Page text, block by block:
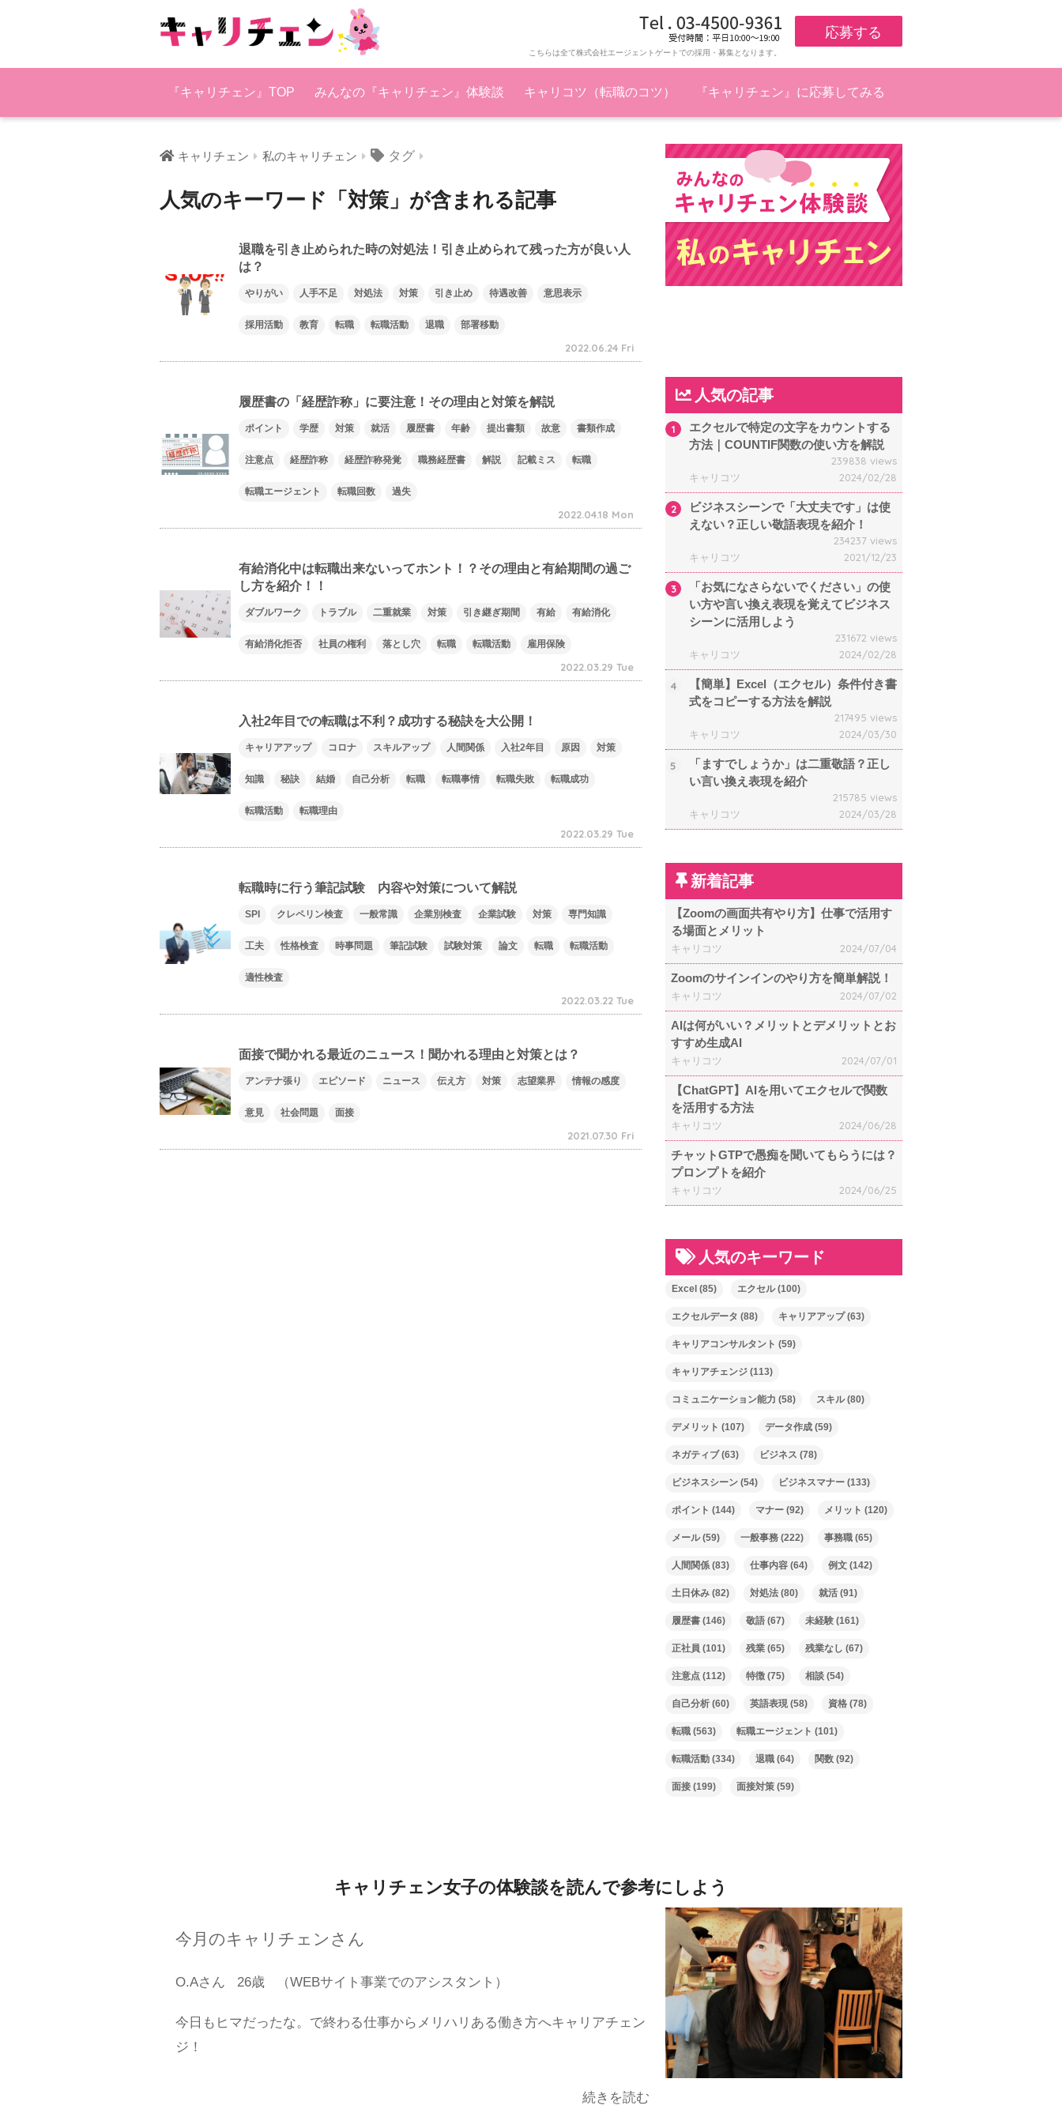
応募する
こちらは全て株式会社エージェントゲートでの採用・募集となります。
『キャリチェン』TOP みんなの『キャリチェン』体験談 キャリコツ（転職のコツ） 『キャリチェン』に応募してみる
キャリチェン 私のキャリチェン タグ
人気のキーワード「対策」が含まれる記事
退職を引き止められた時の対処法！引き止められて残った方が良い人
は？
やりがい 人手不足 対処法 対策 引き止め 待遇改善 意思表示
採用活動 教育 転職 転職活動 退職 部署移動
2022.06.24 Fri
履歴書の「経歴詐称」に要注意！その理由と対策を解説
ポイント 学歴 対策 就活 履歴書 年齢 提出書類 故意 書類作成
注意点 経歴詐称 経歴詐称発覚 職務経歴書 解説 記載ミス 転職
転職エージェント 転職回数 過失
2022.04.18 Mon
有給消化中は転職出来ないってホント！？その理由と有給期間の過ご
し方を紹介！！
ダブルワーク トラブル 二重就業 対策 引き継ぎ期間 有給 有給消化
有給消化拒否 社員の権利 落とし穴 転職 転職活動 雇用保険
2022.03.29 Tue
入社2年目での転職は不利？成功する秘訣を大公開！
キャリアアップ コロナ スキルアップ 人間関係 入社2年目 原因 対策
知識 秘訣 結婚 自己分析 転職 転職事情 転職失敗 転職成功
転職活動 転職理由
2022.03.29 Tue
転職時に行う筆記試験 内容や対策について解説
SPI クレペリン検査 一般常識 企業別検査 企業試験 対策 専門知識
工夫 性格検査 時事問題 筆記試験 試験対策 論文 転職 転職活動
適性検査
2022.03.22 Tue
面接で聞かれる最近のニュース！聞かれる理由と対策とは？
アンテナ張り エピソード ニュース 伝え方 対策 志望業界 情報の感度
意見 社会問題 面接
2021.07.30 Fri
人気の記事
1
エクセルで特定の文字をカウントする
方法｜COUNTIF関数の使い方を解説
239838 views
キャリコツ
2024/02/28
2
ビジネスシーンで「大丈夫です」は使
えない？正しい敬語表現を紹介！
234237 views
キャリコツ
2021/12/23
3
「お気になさらないでください」の使
い方や言い換え表現を覚えてビジネス
シーンに活用しよう
231672 views
キャリコツ
2024/02/28
4
【簡単】Excel（エクセル）条件付き書
式をコピーする方法を解説
217495 views
キャリコツ
2024/03/30
5
「ますでしょうか」は二重敬語？正し
い言い換え表現を紹介
215785 views
キャリコツ
2024/03/28
新着記事
【Zoomの画面共有やり方】仕事で活用す
る場面とメリット
キャリコツ 2024/07/04
Zoomのサインインのやり方を簡単解説！
キャリコツ 2024/07/02
AIは何がいい？メリットとデメリットとお
すすめ生成AI
キャリコツ 2024/07/01
【ChatGPT】AIを用いてエクセルで関数
を活用する方法
キャリコツ 2024/06/28
チャットGTPで愚痴を聞いてもらうには？
プロンプトを紹介
キャリコツ 2024/06/25
人気のキーワード
Excel (85) エクセル(100)
エクセルデータ (88) キャリアアップ(63)
キャリアコンサルタント (59)
キャリアチェンジ (113)
コミュニケーション能力 (58) スキル(80)
デメリット (107) データ作成 (59)
ネガティブ(63) ビジネス (78)
ビジネスシーン (54) ビジネスマナー (133)
ポイント (144) マナー (92) メリット (120)
メール(59) 一般事務 (222) 事務職 (65)
人間関係 (83) 仕事内容 (64) 例文 (142)
土日休み (82) 対処法 (80) 就活 (91)
履歴書 (146) 敬語 (67) 未経験 (161)
正社員 (101) 残業 (65) 残業なし (67)
注意点 (112) 特徴 (75) 相談 (54)
自己分析 (60) 英語表現(58) 資格 (78)
転職 (563) 転職エージェント (101)
転職活動 (334) 退職 (64) 関数 (92)
面接 (199) 面接対策 (59)
キャリチェン女子の体験談を読んで参考にしよう
今月のキャリチェンさん
O.Aさん 26歳 （WEBサイト事業でのアシスタント）
今日もヒマだったな。で終わる仕事からメリハリある働き方へキャリアチェン
ジ！
続きを読む